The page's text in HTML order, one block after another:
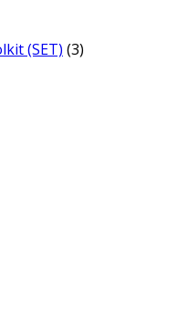
(SET) (3)